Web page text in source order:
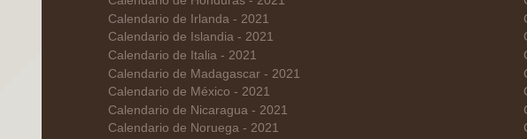
Calendario de Irlanda - 2021
Calendario de Islandia - 2021
Calendario de Italia - 2021
Calendario de Madagascar - 2021
Calendario de México - 2021
Calendario de Nicaragua - 2021
Calendario de Noruega - 2021